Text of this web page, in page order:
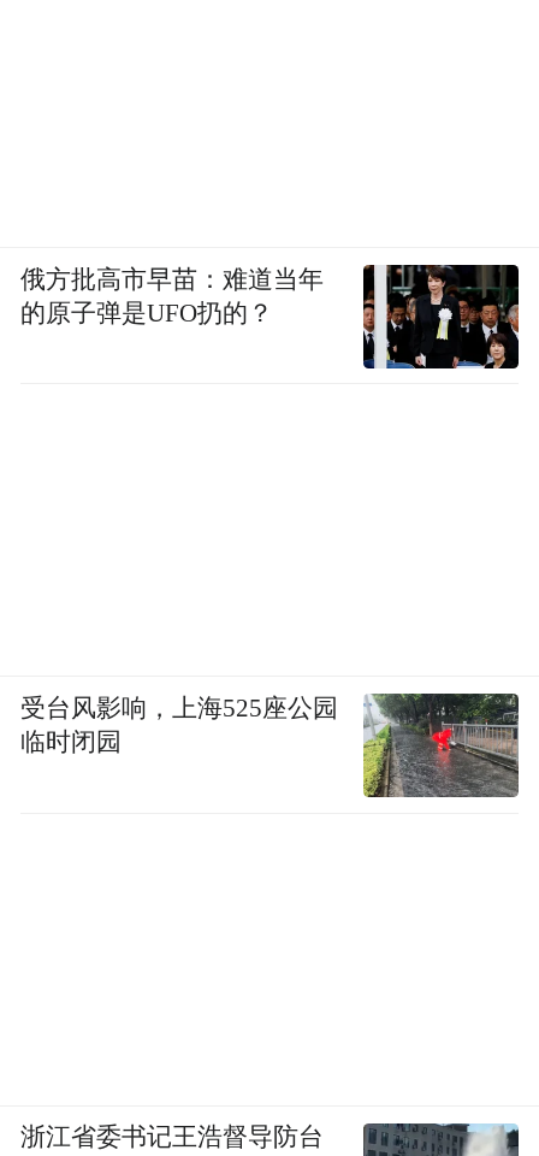
俄方批高市早苗：难道当年
的原子弹是UFO扔的？
受台风影响，上海525座公园
临时闭园
浙江省委书记王浩督导防台